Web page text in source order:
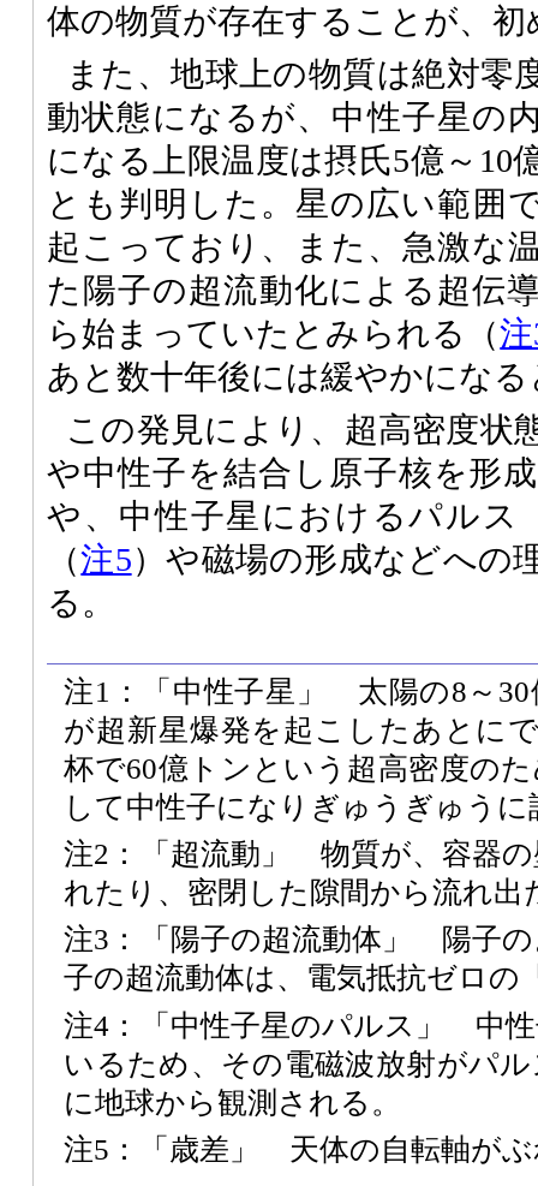
体の物質が存在することが、
また、地球上の物質は絶対零
動状態になるが、中性子星の
になる上限温度は摂氏5億～10
とも判明した。星の広い範囲
起こっており、また、急激な
た陽子の超流動化による超伝
ら始まっていたとみられる（
あと数十年後には緩やかにな
この発見により、超高密度状
や中性子を結合し原子核を形
や、中性子星におけるパルス
（注5）や磁場の形成などへの
る。
注1：「中性子星」 太陽の8～30
が超新星爆発を起こしたあとに
杯で60億トンという超高密度の
して中性子になりぎゅうぎゅう
注2：「超流動」 物質が、容器
れたり、密閉した隙間から流れ出
注3：「陽子の超流動体」 陽子
子の超流動体は、電気抵抗ゼロの
注4：「中性子星のパルス」 中
いるため、その電磁波放射がパ
に地球から観測される。
注5：「歳差」 天体の自転軸が